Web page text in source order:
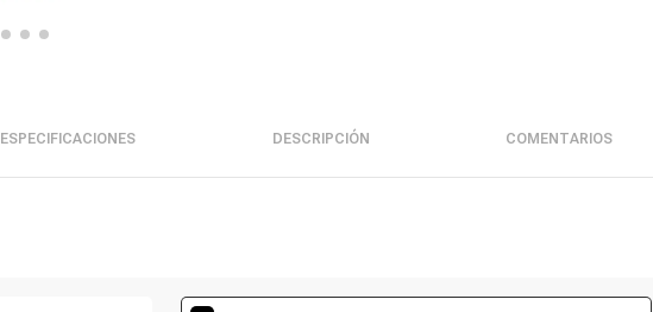
ESPECIFICACIONES DESCRIPCIÓN COMENTARIOS